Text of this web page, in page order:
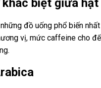
biệt giữa
đồ uống phổ biến
vị, mức caffeine cho